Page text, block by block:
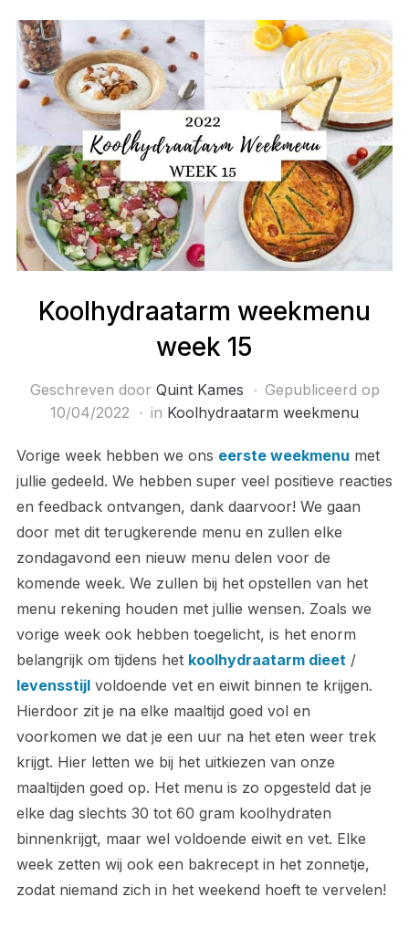
Koolhydraatarm weekmenu
week 15
Geschreven door Quint Kames
Gepubliceerd op
10/04/2022
in Koolhydraatarm weekmenu
Vorige week hebben we ons eerste weekmenu met
jullie gedeeld. We hebben super veel positieve reacties
en feedback ontvangen, dank daarvoor! We gaan
door met dit terugkerende menu en zullen elke
zondagavond een nieuw menu delen voor de
komende week. We zullen bij het opstellen van het
menu rekening houden met jullie wensen. Zoals we
vorige week ook hebben toegelicht, is het enorm
belangrijk om tijdens het koolhydraatarm dieet /
levensstijlvoldoende vet en eiwit binnen te krijgen.
Hierdoor zit je na elke maaltijd goed vol en
voorkomen we dat je een uur na het eten weer trek
krijgt. Hier letten we bij het uitkiezen van onze
maaltijden goed op. Het menu is zo opgesteld dat je
elke dag slechts 30 tot 60 gram koolhydraten
binnenkrijgt, maar wel voldoende eiwit en vet. Elke
week zetten wij ook een bakrecept in het zonnetje,
zodat niemand zich in het weekend hoeft te vervelen!